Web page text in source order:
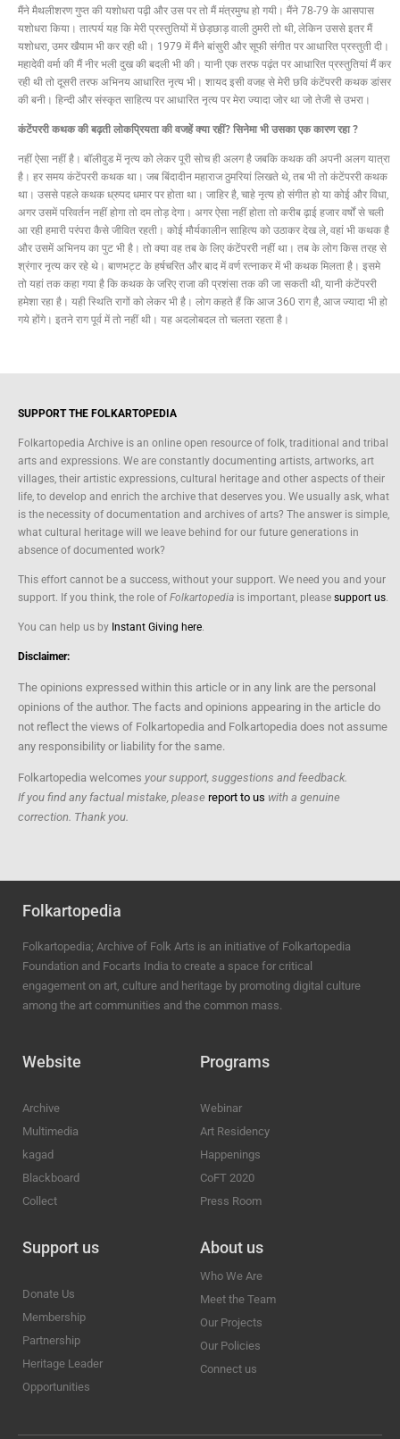
मैंने मैथलीशरण गुप्त की यशोधरा पढ़ी और उस पर तो मैं मंत्रमुग्ध हो गयी। मैंने 78-79 के आसपास
यशोधरा किया। तात्पर्य यह कि मेरी प्रस्तुतियों में छेड़छाड़ वाली ठुमरी तो थी, लेकिन उससे इतर मैं
यशोधरा, उमर खैयाम भी कर रही थी। 1979 में मैंने बांसुरी और सूफी संगीत पर आधारित प्रस्तुती दी।
महादेवी वर्मा की मैं नीर भली दुख की बदली भी की। यानी एक तरफ पढ़ंत पर आधारित प्रस्तुतियां मैं कर
रही थी तो दूसरी तरफ अभिनय आधारित नृत्य भी। शायद इसी वजह से मेरी छवि कंटेंपररी कथक डांसर
की बनी। हिन्दी और संस्कृत साहित्य पर आधारित नृत्य पर मेरा ज्यादा जोर था जो तेजी से उभरा।
कंटेंपररी कथक की बढ़ती लोकप्रियता की वजहें क्या रहीं? सिनेमा भी उसका एक कारण रहा ?
नहीं ऐसा नहीं है। बॉलीवुड में नृत्य को लेकर पूरी सोच ही अलग है जबकि कथक की अपनी अलग यात्रा
है। हर समय कंटेंपररी कथक था। जब बिंदादीन महाराज ठुमरियां लिखते थे, तब भी तो कंटेंपररी कथक
था। उससे पहले कथक ध्रुपद धमार पर होता था। जाहिर है, चाहे नृत्य हो संगीत हो या कोई और विधा,
अगर उसमें परिवर्तन नहीं होगा तो दम तोड़ देगा। अगर ऐसा नहीं होता तो करीब ढ़ाई हजार वर्षों से चली
आ रही हमारी परंपरा कैसे जीवित रहती। कोई मौर्यकालीन साहित्य को उठाकर देख ले, वहां भी कथक है
और उसमें अभिनय का पुट भी है। तो क्या वह तब के लिए कंटेंपररी नहीं था। तब के लोग किस तरह से
श्रंगार नृत्य कर रहे थे। बाणभट्ट के हर्षचरित और बाद में वर्ण रत्नाकर में भी कथक मिलता है। इसमे
तो यहां तक कहा गया है कि कथक के जरिए राजा की प्रशंसा तक की जा सकती थी, यानी कंटेंपररी
हमेशा रहा है। यही स्थिति रागों को लेकर भी है। लोग कहते हैं कि आज 360 राग है, आज ज्यादा भी हो
गये होंगे। इतने राग पूर्व में तो नहीं थी। यह अदलोबदल तो चलता रहता है।
SUPPORT THE FOLKARTOPEDIA
Folkartopedia Archive is an online open resource of folk, traditional and tribal
arts and expressions. We are constantly documenting artists, artworks, art
villages, their artistic expressions, cultural heritage and other aspects of their
life, to develop and enrich the archive that deserves you. We usually ask, what
is the necessity of documentation and archives of arts? The answer is simple,
what cultural heritage will we leave behind for our future generations in
absence of documented work?
This effort cannot be a success, without your support. We need you and your
support. If you think, the role of Folkartopedia is important, please support us.
You can help us by Instant Giving here.
Disclaimer:
The opinions expressed within this article or in any link are the personal
opinions of the author. The facts and opinions appearing in the article do
not reflect the views of Folkartopedia and Folkartopedia does not assume
any responsibility or liability for the same.
Folkartopedia welcomes your support, suggestions and feedback.
If you find any factual mistake, please report to us with a genuine
correction. Thank you.
Folkartopedia
Folkartopedia; Archive of Folk Arts is an initiative of Folkartopedia
Foundation and Focarts India to create a space for critical
engagement on art, culture and heritage by promoting digital culture
among the art communities and the common mass.
Website
Archive
Multimedia
kagad
Blackboard
Collect
Programs
Webinar
Art Residency
Happenings
CoFT 2020
Press Room
Support us
Donate Us
Membership
Partnership
Heritage Leader
Opportunities
About us
Who We Are
Meet the Team
Our Projects
Our Policies
Connect us